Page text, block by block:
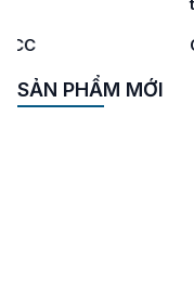
Cách
SẢN PHẨM MỚI